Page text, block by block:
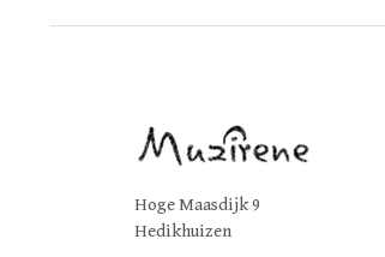
Hoge Maasdijk 9
Hedikhuizen